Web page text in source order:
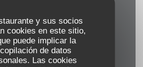
y sus socios
cookies en este sitio,
puede implicar la
de datos
Las cookies
individuels
,
gourmet